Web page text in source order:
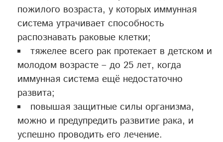
пожилого возраста, у которых иммунная
система утрачивает способность
распознавать раковые клетки;
тяжелее всего рак протекает в детском и
молодом возрасте – до 25 лет, когда
иммунная система ещё недостаточно
развита;
повышая защитные силы организма,
можно и предупредить развитие рака, и
успешно проводить его лечение.